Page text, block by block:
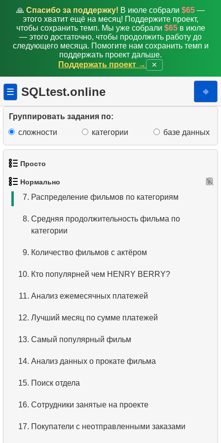
🙏 Спасибо за поддержку! В июле собрали $65 —
этого хватит ещё на месяц! Поддержите проект,
чтобы сохранить темп. Мы уже собрали $65в июле
— этого достаточно, чтобы продолжить работу до
следующего месяца. Помогите нам сохранить темп и
поддержать проект дальше.
Поддержать проект →
✕
☰ SQLtest.online ⎆
Группировать задания по:
сложности
категории базе данных
Просто
Имена актёров
4. Данные отделов
5. Имена сотрудников
6. Категории товаров
7. Упорядоченный список языков
8. Пять самых длинных фильмов
9. Выбрать сотрудников по условию
10. Отсортировать список фильмов с условием
11. Выбрать фильмы по описанию
12. Полные имена клиентов
Нормально
Найти адреса с помощью подзапроса
2.Найти адреса с помощью JOIN
4.Самая популярная среди актеров фамилия
7. Распределение фильмов по категориям
8. Средняя продолжительность фильма по
категории
9. Количество фильмов с актёром
10. Кто популярней чем HENRY BERRY?
11. Анализ ежемесячных платежей
12. Лучший месяц по сумме платежей
13. Самый популярный фильм
14. Анализ данных о прокате фильма
15. Поиск отдела
16. Сотрудники занятые на проекте
17. Покупатели с неотправленными заказами